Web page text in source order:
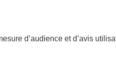
directement en agence, il
d’audience et d’avis